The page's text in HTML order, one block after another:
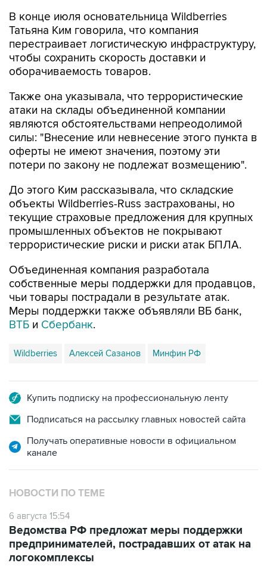
В конце июля основательница Wildberries
Татьяна Ким говорила, что компания
перестраивает логистическую инфраструктуру,
чтобы сохранить скорость доставки и
оборачиваемость товаров.
Также она указывала, что террористические
атаки на склады объединенной компании
являются обстоятельствами непреодолимой
силы: "Внесение или невнесение этого пункта в
оферты не имеют значения, поэтому эти
потери по закону не подлежат возмещению".
До этого Ким рассказывала, что складские
объекты Wildberries-Russ застрахованы, но
текущие страховые предложения для крупных
промышленных объектов не покрывают
террористические риски и риски атак БПЛА.
Объединенная компания разработала
собственные меры поддержки для продавцов,
чьи товары пострадали в результате атак.
Меры поддержки также объявляли ВБ банк,
ВТБ и Сбербанк.
Wildberries Алексей Сазанов Минфин РФ
Купить подписку на профессиональную ленту
Подписаться на рассылку главных новостей сайта
Получать оперативные новости в официальном
канале
НОВОСТИ ПО ТЕМЕ
6 августа 15:54
Ведомства РФ предложат меры поддержки
предпринимателей, пострадавших от атак на
логокомплексы